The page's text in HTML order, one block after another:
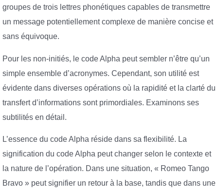
groupes de trois lettres phonétiques capables de transmettre
un message potentiellement complexe de manière concise et
sans équivoque.
Pour les non-initiés, le code Alpha peut sembler n’être qu’un
simple ensemble d’acronymes. Cependant, son utilité est
évidente dans diverses opérations où la rapidité et la clarté du
transfert d’informations sont primordiales. Examinons ses
subtilités en détail.
L’essence du code Alpha réside dans sa flexibilité. La
signification du code Alpha peut changer selon le contexte et
la nature de l’opération. Dans une situation, « Romeo Tango
Bravo » peut signifier un retour à la base, tandis que dans une